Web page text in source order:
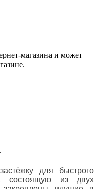
магазина и может
для быстрого
состоящую из двух